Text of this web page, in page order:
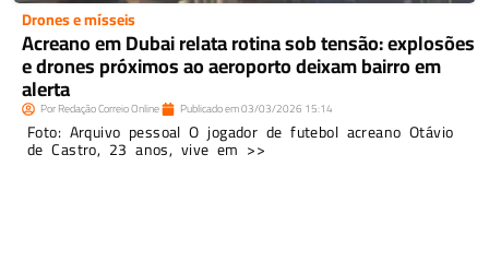
Drones e mísseis
Acreano em Dubai relata rotina sob tensão: explosões
e drones próximos ao aeroporto deixam bairro em
alerta
PorRedação Correio Online Publicado em03/03/2026 15:14
Foto: Arquivo pessoal O jogador de futebol acreano Otávio
de Castro, 23 anos, vive em >>